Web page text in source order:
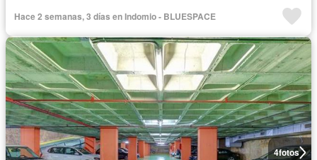
Hace 2 semanas, 3 días en Indomio - BLUESPACE
4fotos